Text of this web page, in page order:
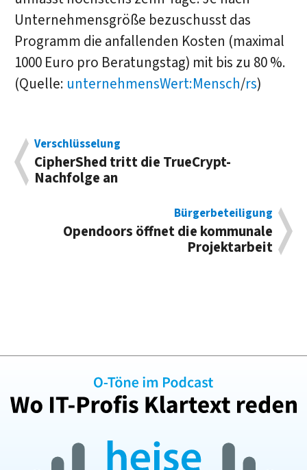
Unternehmensgröße bezuschusst das
Programm die anfallenden Kosten (maximal
1000 Euro pro Beratungstag) mit bis zu 80 %.
(Quelle: unternehmensWert:Mensch/rs)
Verschlüsselung
CipherShed tritt die TrueCrypt-
Nachfolge an
Bürgerbeteiligung
Opendoors öffnet die kommunale
Projektarbeit